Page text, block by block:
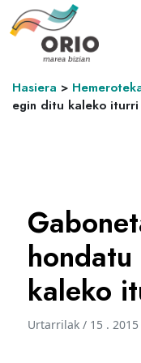
Hasiera >
egin ditu kaleko
kaleko
Urtarrilak / 15 . 2015